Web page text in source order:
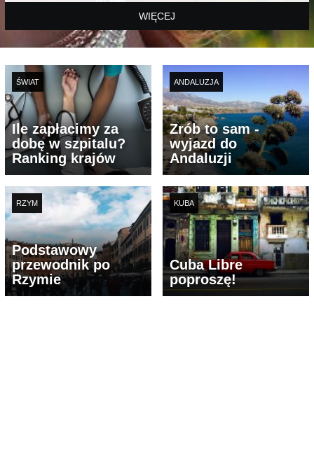
WIĘCEJ
ŚWIAT
Ile zapłacimy za
dobę w szpitalu?
Ranking krajów
ANDALUZJA
Zrób to sam -
wyjazd do
Andaluzji
RZYM
Podstawowy
przewodnik po
Rzymie
KUBA
Cuba Libre
poproszę!